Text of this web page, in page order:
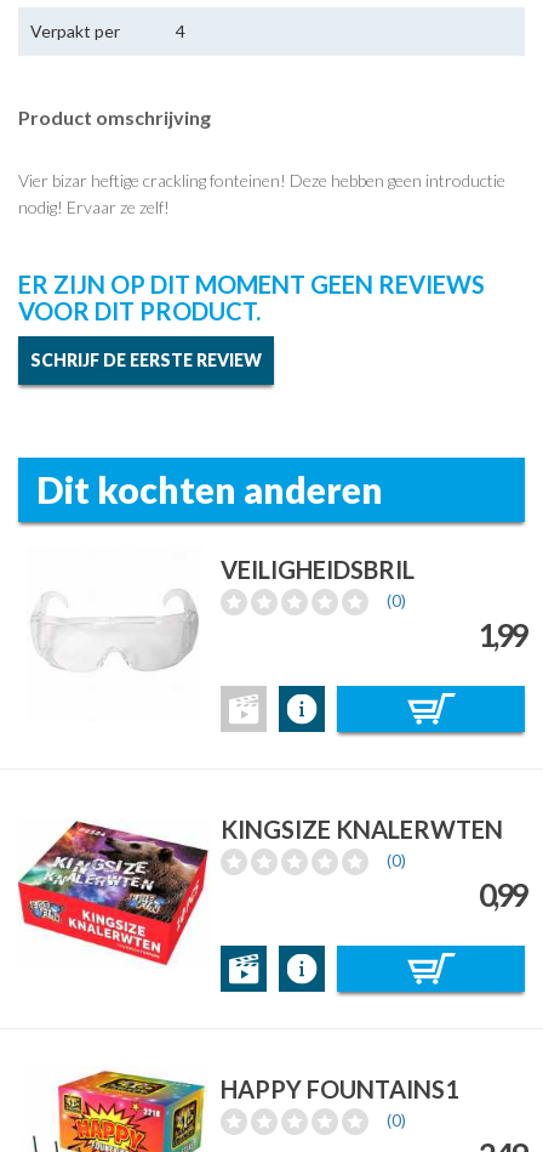
Verpakt per 4
Product omschrijving
Vier bizar heftige crackling fonteinen! Deze hebben geen introductie
nodig! Ervaar ze zelf!
ER ZIJN OP DIT MOMENT GEEN REVIEWS
VOOR DIT PRODUCT.
SCHRIJF DE EERSTE REVIEW
Dit kochten anderen
VEILIGHEIDSBRIL
(0)
1,99
KINGSIZE KNALERWTEN
(0)
0,99
HAPPY FOUNTAINS1
(0)